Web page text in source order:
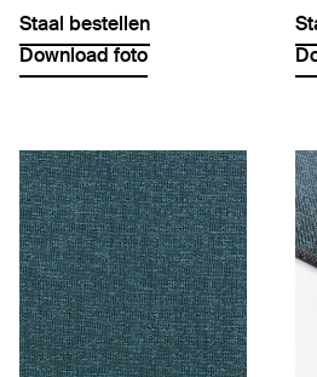
Staal bestellen
Download foto